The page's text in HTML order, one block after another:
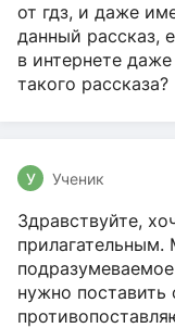
от гдз, и даже
данный рассказ,
в интернете
такого рассказа?
У Ученик
Здравствуйте,
прилагательным.
нужно поставить